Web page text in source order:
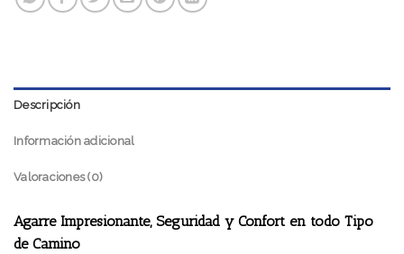
Descripción
Información adicional
Valoraciones (0)
Agarre Impresionante, Seguridad y Confort en todo Tipo
de Camino